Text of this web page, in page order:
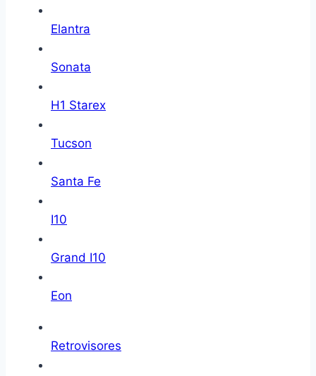
Elantra
Sonata
H1 Starex
Tucson
Santa Fe
I10
Grand I10
Eon
Retrovisores